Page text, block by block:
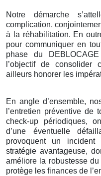
Notre démarche
complication,
à la réhabilitation. En
pour communiquer en
phase du
l’objectif de consolider
ailleurs honorer les
En angle d’ensemble,
l’entretien préventive
check-up périodiques,
d’une éventuelle
provoquent un incident
stratégie avantageuse,
améliore la robustesse
protège les finances de